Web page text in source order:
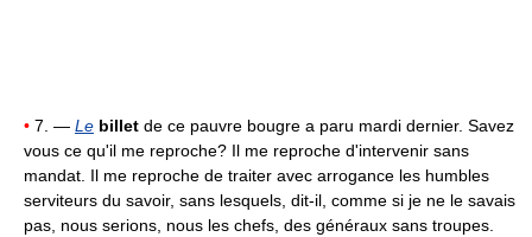
• 7. — Le billet de ce pauvre bougre a paru mardi dernier. Savez
vous ce qu'il me reproche? Il me reproche d'intervenir sans
mandat. Il me reproche de traiter avec arrogance les humbles
serviteurs du savoir, sans lesquels, dit-il, comme si je ne le savais
pas, nous serions, nous les chefs, des généraux sans troupes.